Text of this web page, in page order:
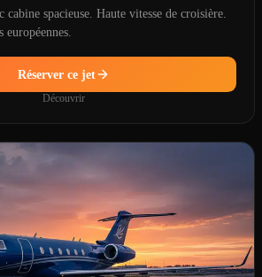
spacieuse. Haute vitesse de croisière.
Réserver ce jet
Découvrir